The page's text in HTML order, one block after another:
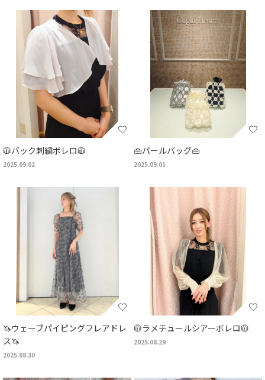
🧥バック刺繍ボレロ🧥
2025.09.02
👜パールバッグ👜
2025.09.01
🦄ウェーブパイピングフレアドレ
ス🦄
2025.08.30
🧥ラメチュールシアーボレロ🧥
2025.08.29